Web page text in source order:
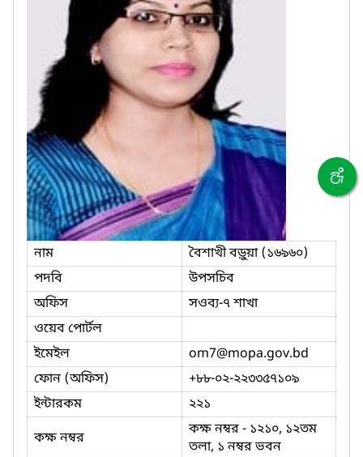
নাম
বৈশাখী বড়ুয়া (১৬৯৬০)
পদবি
উপসচিব
অফিস
সওব্য-৭ শাখা
ওয়েব পোর্টল
ইমেইল
om7@mopa.gov.bd
ফোন (অফিস)
+৮৮-০২-২২৩৩৫৭১০৯
ইন্টারকম
২২১
কক্ষ নম্বর
কক্ষ নম্বর - ১২১০, ১২তম
তলা, ১ নম্বর ভবন